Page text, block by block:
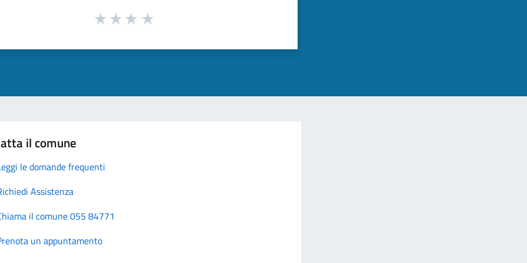
il comune
le domande frequenti
Assistenza
il comune 055 84771
un appuntamento